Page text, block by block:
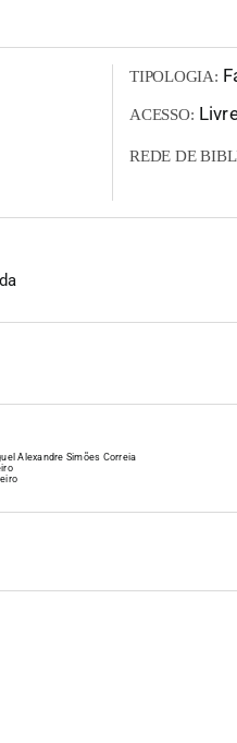
TIPOLOGIA:
ACESSO:
REDE DE
Alexandre Simões Correia